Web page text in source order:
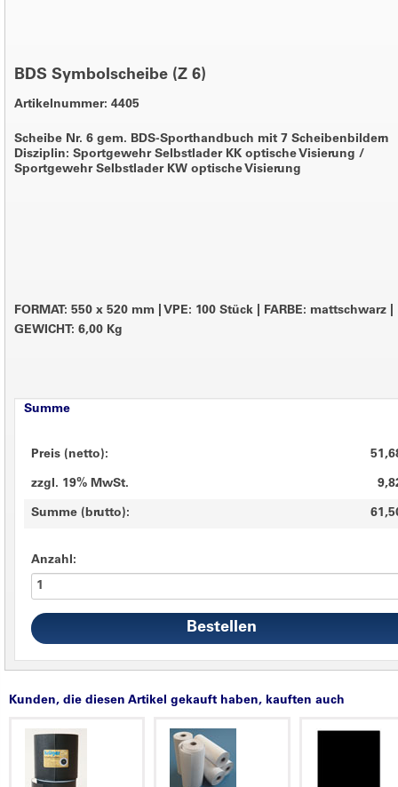
BDS Symbolscheibe (Z 6)
Artikelnummer: 4405
Scheibe Nr. 6 gem. BDS-Sporthandbuch mit 7 Scheibenbildern
Disziplin: Sportgewehr Selbstlader KK optische Visierung /
Sportgewehr Selbstlader KW optische Visierung
FORMAT: 550 x 520 mm VPE: 100 Stück FARBE: mattschwarz
GEWICHT: 6,00 Kg
Summe
Preis (netto):
zzgl. 19% MwSt.
Summe (brutto):
Anzahl:
Kunden, die diesen Artikel gekauft haben, kauften auch